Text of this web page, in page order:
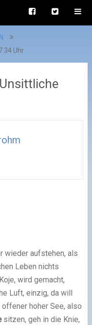
Uhr
wieder aufstehen, als
Leben nichts
wird gemacht,
Luft, einzig, da will
hoher See, also
sitzen, geh in die Knie,